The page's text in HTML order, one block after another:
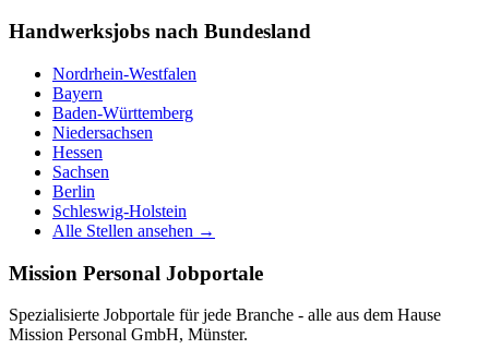
Handwerksjobs nach Bundesland
Nordrhein-Westfalen
Bayern
Baden-Württemberg
Niedersachsen
Hessen
Sachsen
Berlin
Schleswig-Holstein
Alle Stellen ansehen →
Mission Personal Jobportale
Spezialisierte Jobportale für jede Branche - alle aus dem Hause
Mission Personal GmbH, Münster.